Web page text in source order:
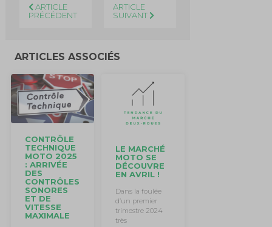
ARTICLE
PRÉCÉDENT
ARTICLE
SUIVANT
ARTICLES ASSOCIÉS
CONTRÔLE
TECHNIQUE
MOTO 2025
: ARRIVÉE
DES
CONTRÔLES
SONORES
ET DE
VITESSE
MAXIMALE
LE MARCHÉ
MOTO SE
DÉCOUVRE
EN AVRIL !
Dans la foulée
d’un premier
trimestre 2024
très